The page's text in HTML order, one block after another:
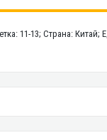
11-13; Страна: